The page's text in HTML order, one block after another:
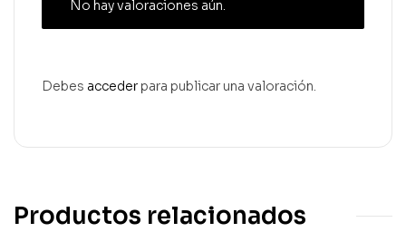
No hay valoraciones aún.
Debes acceder para publicar una valoración.
Productos relacionados